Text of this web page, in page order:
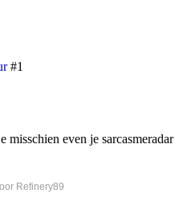
#1
even je sarcasmeradar
Refinery89